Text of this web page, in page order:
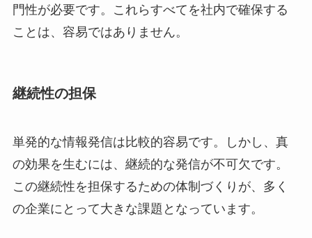
門性が必要です。これらすべてを社内で確保する
ことは、容易ではありません。
継続性の担保
単発的な情報発信は比較的容易です。しかし、真
の効果を生むには、継続的な発信が不可欠です。
この継続性を担保するための体制づくりが、多く
の企業にとって大きな課題となっています。